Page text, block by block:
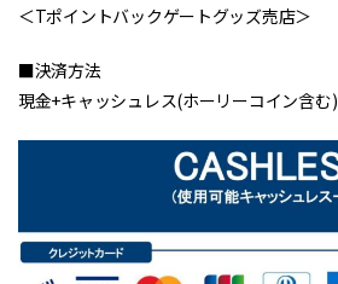
＜Tポイントバックゲートグッズ売店＞
■決済方法
現金+キャッシュレス(ホーリーコイン含む)